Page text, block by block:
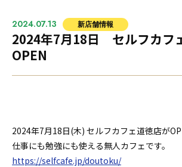
2024.07.13 新店舗情報
2024年7月18日 セルフカフ
OPEN
2024年7月18日(木) セルフカフェ道徳店が
仕事にも勉強にも使える無人カフェです。
https://selfcafe.jp/doutoku/